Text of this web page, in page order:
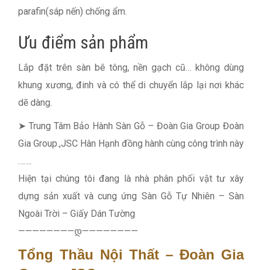
parafin(sáp nến) chống ẩm.
Ưu điểm sản phẩm
Lắp đặt trên sàn bê tông, nền gạch cũ… không dùng
khung xương, đinh và có thể di chuyển lắp lại nơi khác
dẽ dàng.
➤ Trung Tâm Bảo Hành Sàn Gỗ – Đoàn Gia Group Đoàn
Gia Group.,JSC Hân Hạnh đồng hành cùng công trình này
…….
Hiện tại chúng tôi đang là nhà phân phối vật tư xây
dựng sản xuất và cung ứng Sàn Gỗ Tự Nhiên – Sàn
Ngoài Trời – Giấy Dán Tường
————————დ————————
Tổng Thầu Nội Thất – Đoàn Gia